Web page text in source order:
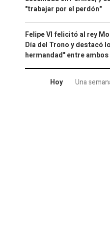
"trabajar por el perdón"
Felipe VI felicitó al rey
Día del Trono y destacó
hermandad" entre
Hoy Una